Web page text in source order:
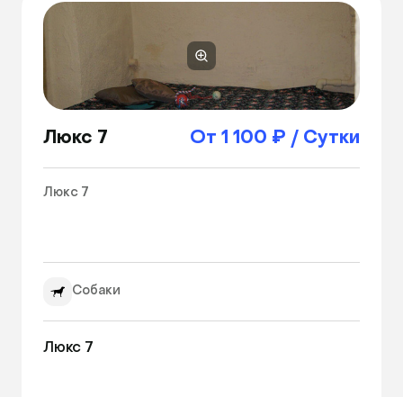
Люкс 7 От 1 100 ₽ / Сутки
Люкс 7
Собаки
Люкс 7